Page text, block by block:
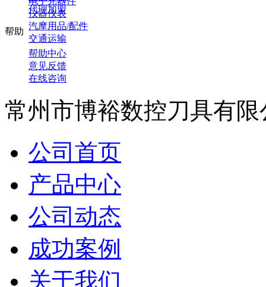
办公用品
电子元器件
仪器仪表
汽摩用品/配件
交通运输
特色市场
采购百科
代理加盟
帮助中心
意见反馈
在线咨询
常州市博裕数控刀具有
公司首页
产品中心
公司动态
成功案例